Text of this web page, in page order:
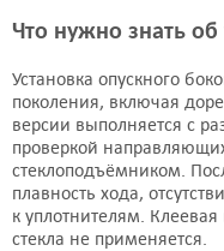
ALFA156 RD/RH
XYG
4955 руб.
Подробнее
Что нужно знать об
Установка опускного
поколения, включая
версии выполняется с
проверкой
стеклоподъёмником.
плавность хода,
к уплотнителям.
стекла не применяется.